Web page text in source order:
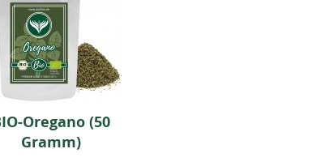
Oregano (50
Gramm)